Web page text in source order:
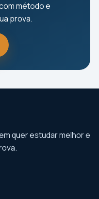
método e
prova.
quer estudar melhor e